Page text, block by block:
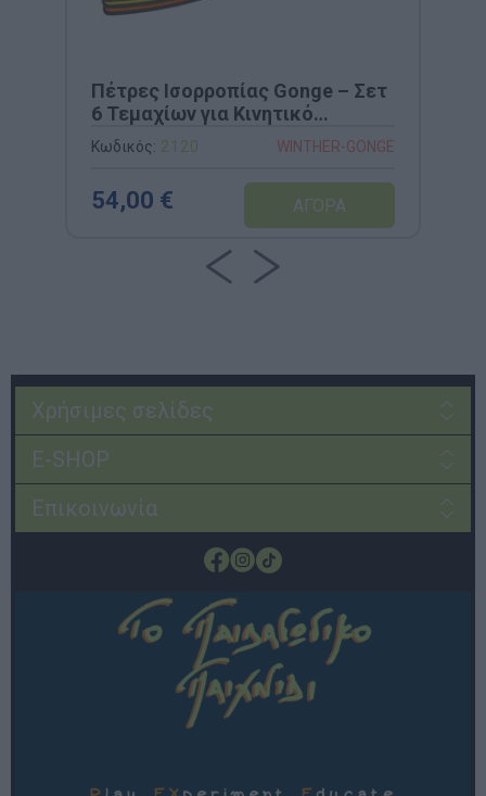
Πέτρες Ισορροπίας Gonge – Σετ
6 Τεμαχίων για Κινητικό
Συντονισμό (Κωδ. 2120)
Κωδικός: 2120 WINTHER-GONGE
54,00 €
Χρήσιμες σελίδες
E-SHOP
Επικοινωνία